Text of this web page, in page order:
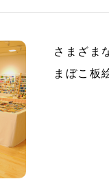
さまざま
まぼこ板